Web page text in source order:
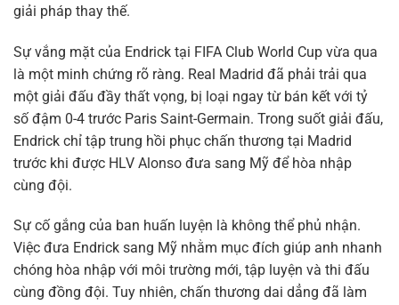
giải pháp thay thế.
Sự vắng mặt của Endrick tại FIFA Club World Cup vừa qua
là một minh chứng rõ ràng. Real Madrid đã phải trải qua
một giải đấu đầy thất vọng, bị loại ngay từ bán kết với tỷ
số đậm 0-4 trước Paris Saint-Germain. Trong suốt giải đấu,
Endrick chỉ tập trung hồi phục chấn thương tại Madrid
trước khi được HLV Alonso đưa sang Mỹ để hòa nhập
cùng đội.
Sự cố gắng của ban huấn luyện là không thể phủ nhận.
Việc đưa Endrick sang Mỹ nhằm mục đích giúp anh nhanh
chóng hòa nhập với môi trường mới, tập luyện và thi đấu
cùng đồng đội. Tuy nhiên, chấn thương dai dẳng đã làm